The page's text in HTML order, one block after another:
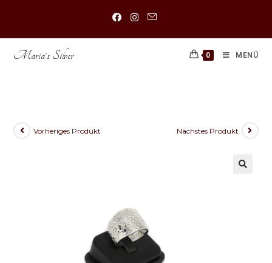
Maria´s Silver 0 MENÜ
Vorheriges Produkt Nächstes Produkt